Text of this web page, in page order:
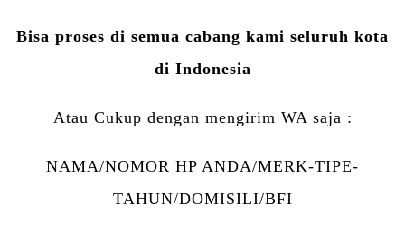
Bisa proses di semua cabang kami seluruh kota
di Indonesia
Atau Cukup dengan mengirim WA saja :
NAMA/NOMOR HP ANDA/MERK-TIPE-
TAHUN/DOMISILI/BFI